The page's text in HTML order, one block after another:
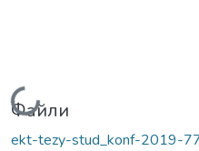
Вантажиться...
Файли
ekt-tezy-stud_konf-2019-